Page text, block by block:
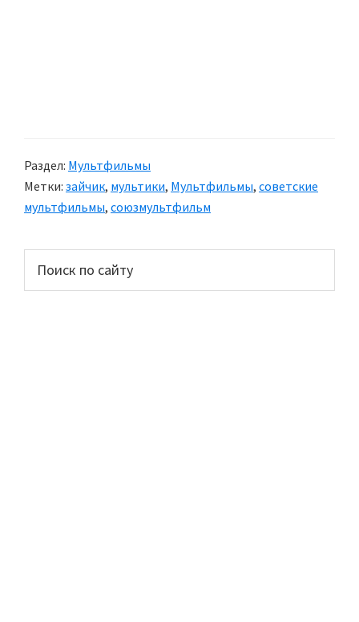
Раздел: Мультфильмы
Метки: зайчик, мультики, Мультфильмы, советские
мультфильмы, союзмультфильм
Основной
сайдбар